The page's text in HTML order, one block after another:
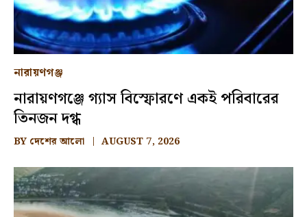
নারায়ণগঞ্জ
নারায়ণগঞ্জে গ্যাস বিস্ফোরণে একই পরিবারের
তিনজন দগ্ধ
BY দেশের আলো AUGUST 7, 2026